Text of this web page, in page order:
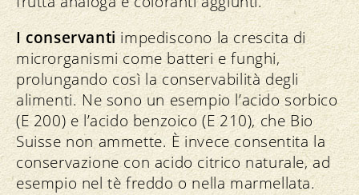
I conservantiimpediscono la crescita di
microrganismi come batteri e funghi,
prolungando così la conservabilità degli
alimenti. Ne sono un esempio l’acido sorbico
(E 200) e l’acido benzoico (E 210), che Bio
Suisse non ammette. È invece consentita la
conservazione con acido citrico naturale, ad
esempio nel tè freddo o nella marmellata.